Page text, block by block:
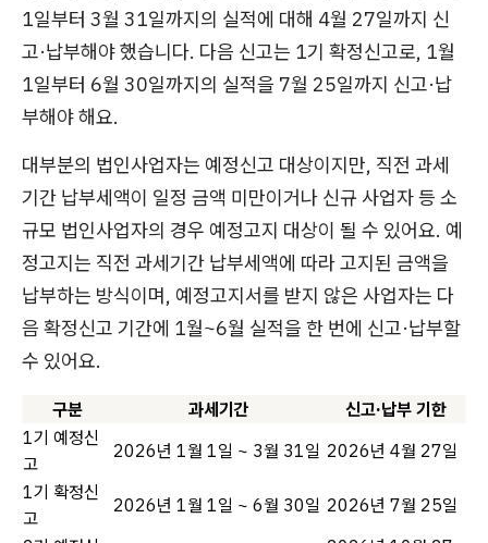
1일부터 3월 31일까지의 실적에 대해 4월 27일까지 신
고·납부해야 했습니다. 다음 신고는 1기 확정신고로, 1월
1일부터 6월 30일까지의 실적을 7월 25일까지 신고·납
부해야 해요.
대부분의 법인사업자는 예정신고 대상이지만, 직전 과세
기간 납부세액이 일정 금액 미만이거나 신규 사업자 등 소
규모 법인사업자의 경우 예정고지 대상이 될 수 있어요. 예
정고지는 직전 과세기간 납부세액에 따라 고지된 금액을
납부하는 방식이며, 예정고지서를 받지 않은 사업자는 다
음 확정신고 기간에 1월~6월 실적을 한 번에 신고·납부할
수 있어요.
구분 과세기간
신고·납부 기한
1기 예정신
고
2026년 1월 1일 ~ 3월 31일 2026년 4월 27일
1기 확정신
고
2026년 1월 1일 ~ 6월 30일 2026년 7월 25일